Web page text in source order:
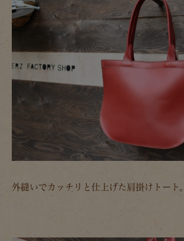
外縫いでカッチリと仕上げた肩掛けトート。